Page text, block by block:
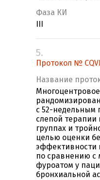
Фаза КИ
5.
Протокол №
Название
с 52-недельным
слепой
группах и
целью оценки
эффективности
по сравнению с
фуроатом у
бронхиальной